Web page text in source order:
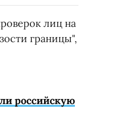
лиц на
границы",
российскую